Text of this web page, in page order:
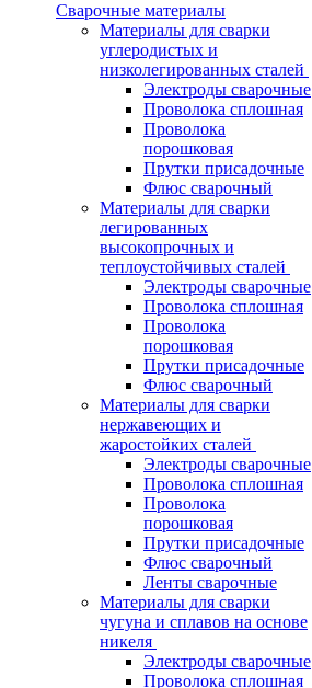
Сварочные материалы
Материалы для сварки
углеродистых и
низколегированных сталей
Электроды сварочные
Проволока сплошная
Проволока
порошковая
Прутки присадочные
Флюс сварочный
Материалы для сварки
легированных
высокопрочных и
теплоустойчивых сталей
Электроды сварочные
Проволока сплошная
Проволока
порошковая
Прутки присадочные
Флюс сварочный
Материалы для сварки
нержавеющих и
жаростойких сталей
Электроды сварочные
Проволока сплошная
Проволока
порошковая
Прутки присадочные
Флюс сварочный
Ленты сварочные
Материалы для сварки
чугуна и сплавов на основе
никеля
Электроды сварочные
Проволока сплошная